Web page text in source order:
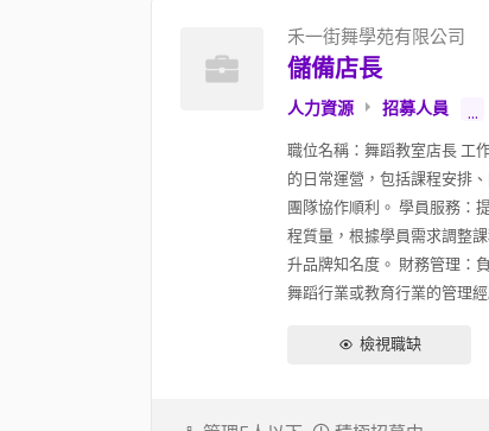
禾一街舞學苑有限公司
儲備店長
人力資源 招募人員 ...
職位名稱：舞蹈教室店長 工
的日常運營，包括課程安排
團隊協作順利。 學員服務：
程質量，根據學員需求調整
升品牌知名度。 財務管理：
舞蹈行業或教育行業的管理
檢視職缺